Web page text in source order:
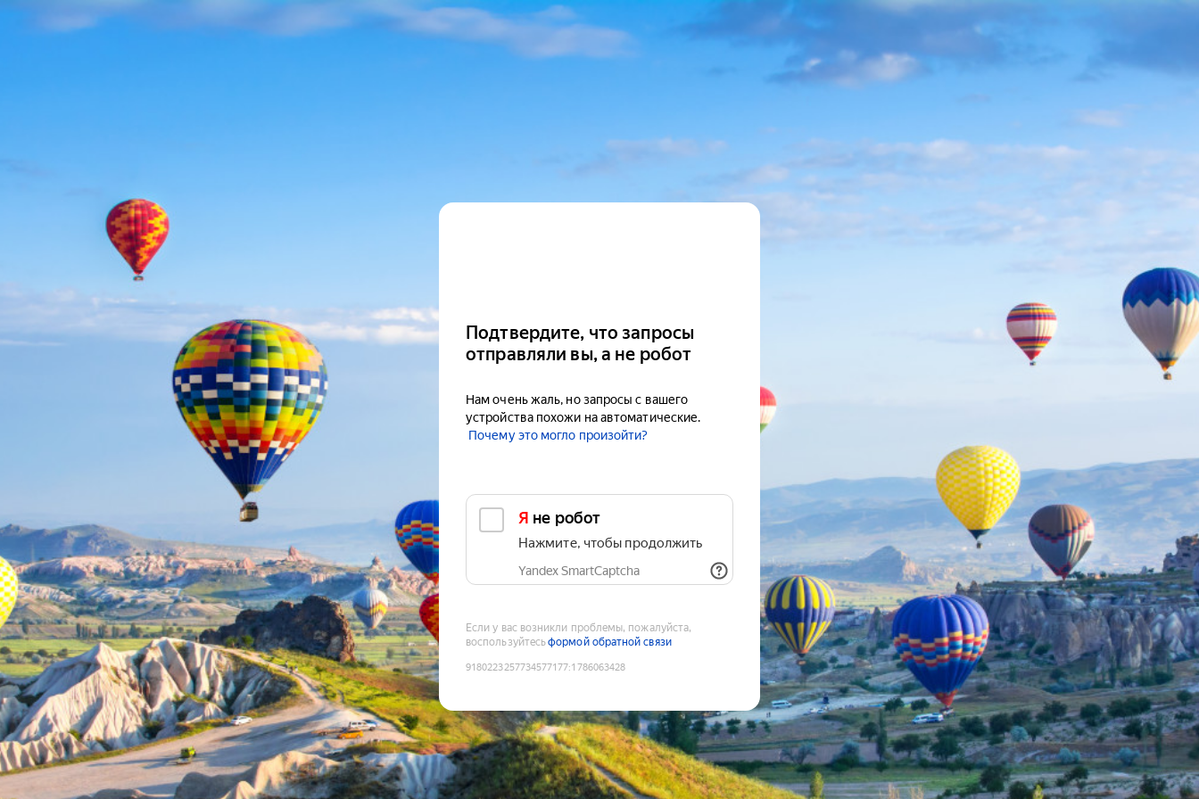
Подтвердите, что запросы
отправляли вы, а не робот
Нам очень жаль, но запросы с вашего
устройства похожи на автоматические.
Почему это могло произойти?
Я не робот
Нажмите, чтобы продолжить
Yandex SmartCaptcha
Если у вас возникли проблемы, пожалуйста,
воспользуйтесьформой обратной связи
9180223257734577177:1786063428